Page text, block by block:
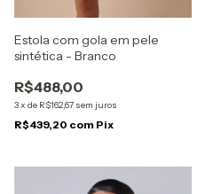
Estola com gola em pele
sintética - Branco
R$488,00
3x de R$162,67 sem juros
R$439,20 com Pix